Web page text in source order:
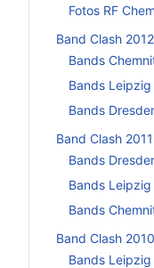
Fotos RF
Band Clash 2012
Bands
Bands Leipzig
Bands
Band Clash 2011
Bands
Bands Leipzig
Bands
Band Clash 2010
Bands Leipzig